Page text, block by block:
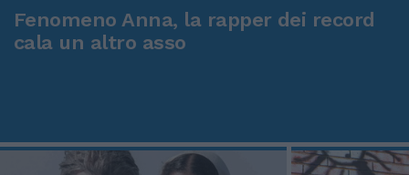
Fenomeno Anna, la rapper dei record
cala un altro asso